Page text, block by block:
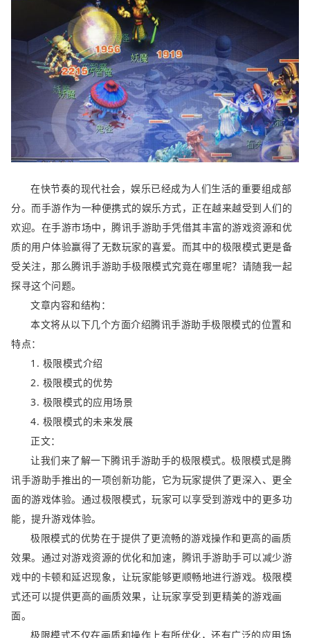
在快节奏的现代社会，娱乐已经成为人们生活的重要组成部
分。而手游作为一种便携式的娱乐方式，正在越来越受到人们的
欢迎。在手游市场中，腾讯手游助手凭借其丰富的游戏资源和优
质的用户体验赢得了无数玩家的喜爱。而其中的极限模式更是备
受关注，那么腾讯手游助手极限模式究竟在哪里呢？请随我一起
探寻这个问题。
文章内容和结构：
本文将从以下几个方面介绍腾讯手游助手极限模式的位置和
特点：
1. 极限模式介绍
2. 极限模式的优势
3. 极限模式的应用场景
4. 极限模式的未来发展
正文：
让我们来了解一下腾讯手游助手的极限模式。极限模式是腾
讯手游助手推出的一项创新功能，它为玩家提供了更深入、更全
面的游戏体验。通过极限模式，玩家可以享受到游戏中的更多功
能，提升游戏体验。
极限模式的优势在于提供了更流畅的游戏操作和更高的画质
效果。通过对游戏资源的优化和加速，腾讯手游助手可以减少游
戏中的卡顿和延迟现象，让玩家能够更顺畅地进行游戏。极限模
式还可以提供更高的画质效果，让玩家享受到更精美的游戏画
面。
极限模式不仅在画质和操作上有所优化，还有广泛的应用场